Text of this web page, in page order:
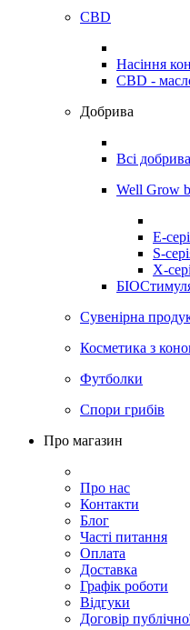
CBD
Насіння
CBD -
Добрива
Всі добрива
Well Grow
E-
S-
X-
Сувенірна
Косметика з
Футболки
Спори грибів
Про магазин
Про нас
Контакти
Блог
Часті питання
Оплата
Доставка
Графік роботи
Відгуки
Договір